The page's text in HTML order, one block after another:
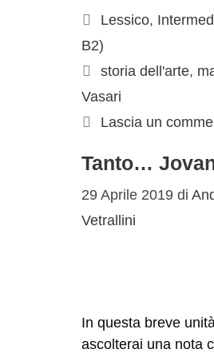
Lessico,
B2)
storia dell'arte,
Vasari
Lascia un
Tanto…
29 Aprile 2019 di
Vetrallini
In questa breve
ascolterai una nota